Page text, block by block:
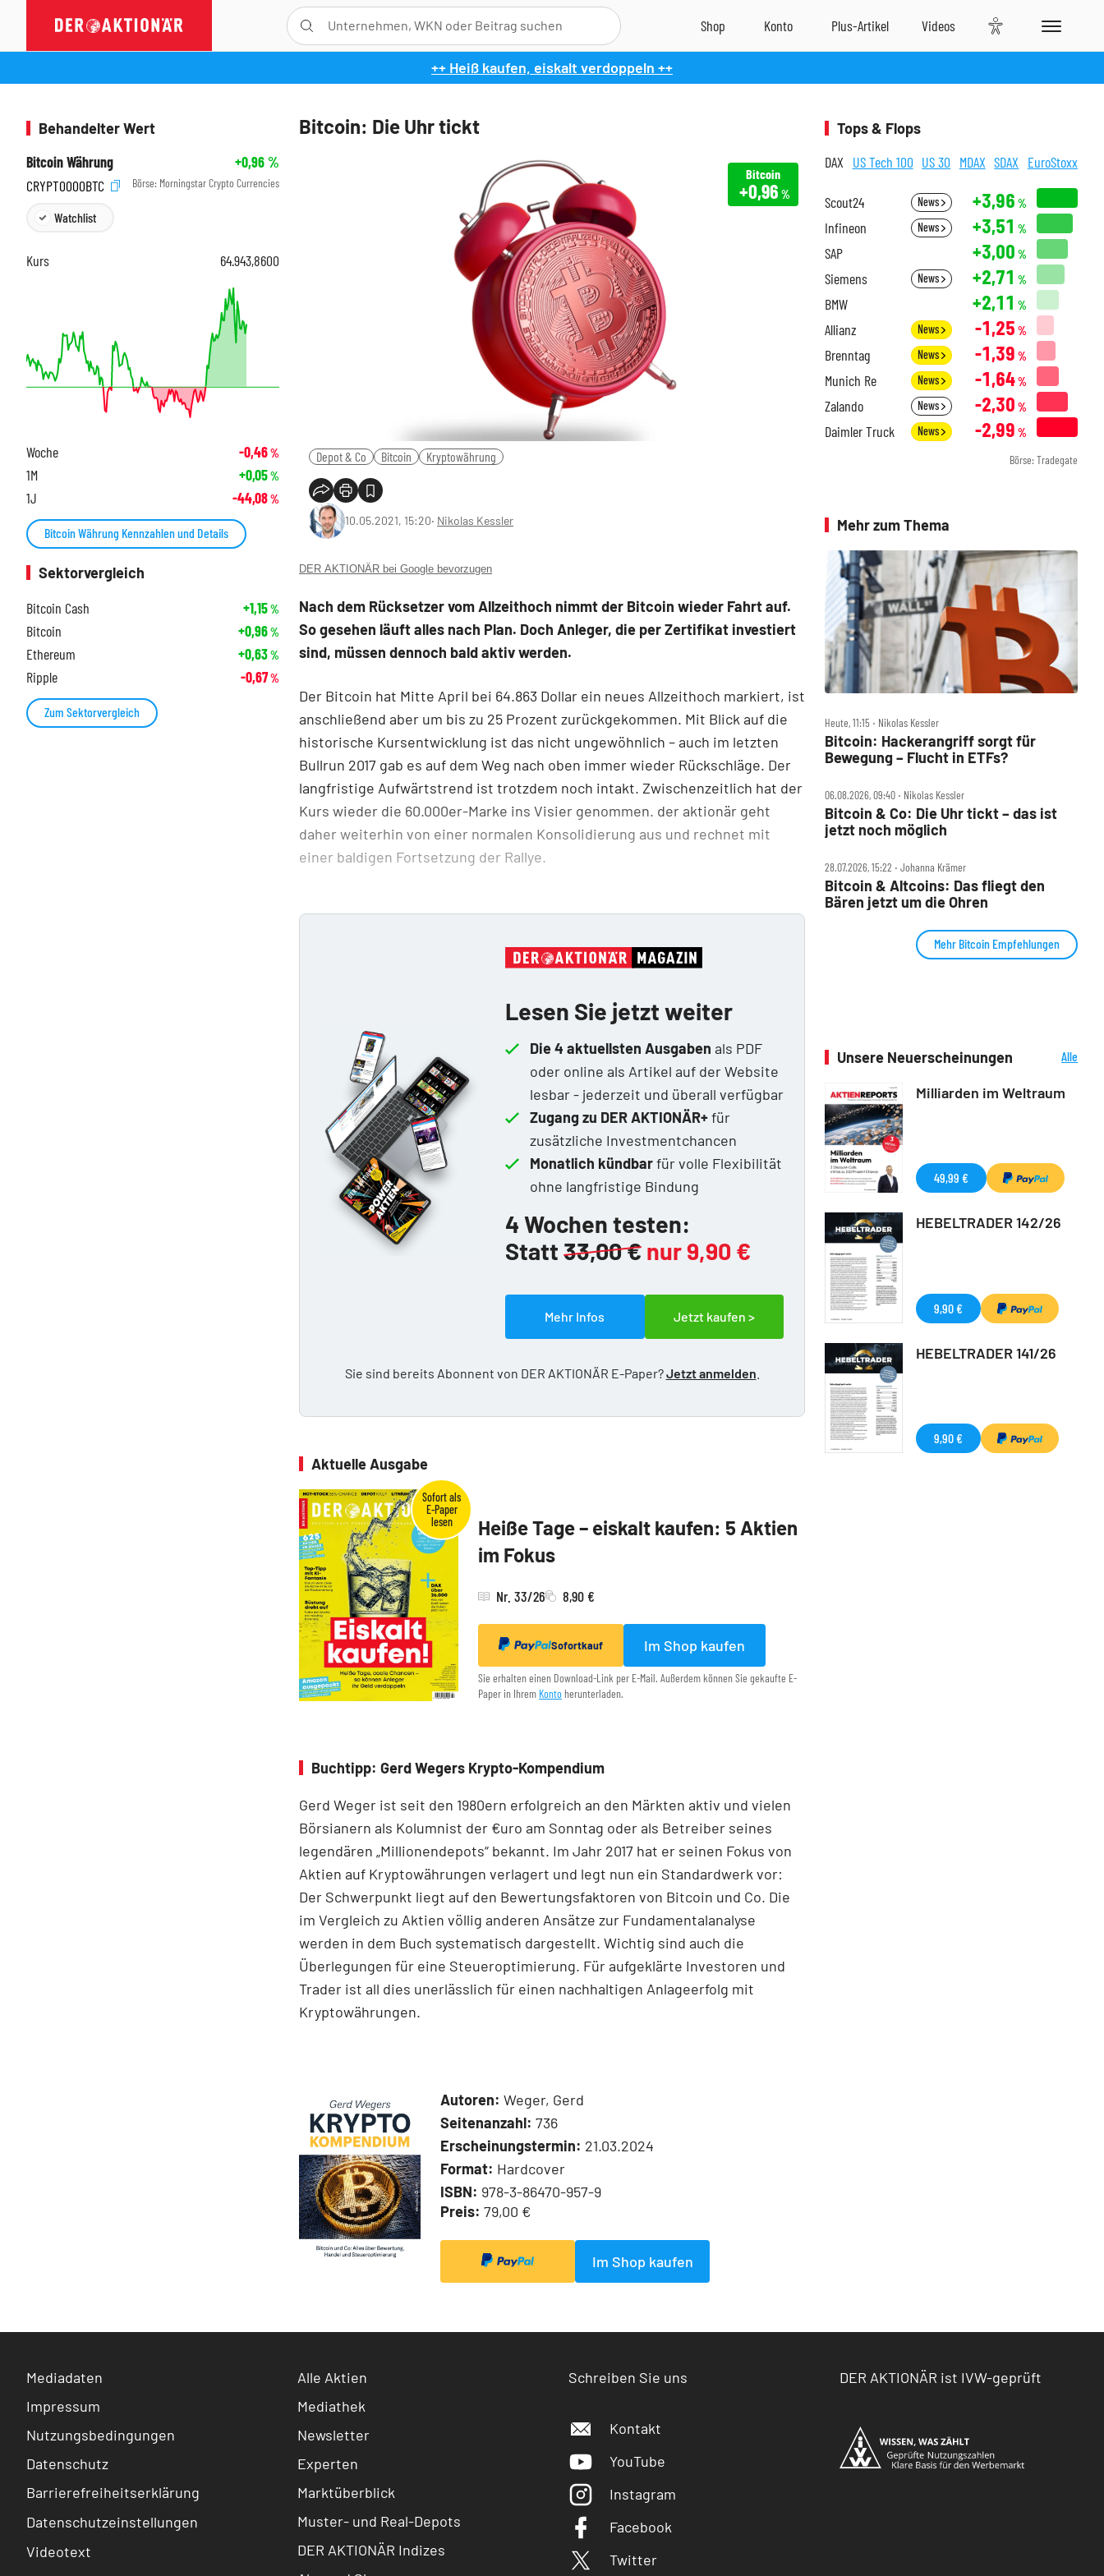
++ Heiß kaufen, eiskalt verdoppeln ++
Bitcoin: Die Uhr tickt
Bitcoin
+0,96 %
Depot & Co Bitcoin Kryptowährung
10.05.2021, 15:20‧ Nikolas Kessler
DER AKTIONÄR bei Google bevorzugen
Nach dem Rücksetzer vom Allzeithoch nimmt der Bitcoin wieder Fahrt auf.
So gesehen läuft alles nach Plan. Doch Anleger, die per Zertifikat investiert
sind, müssen dennoch bald aktiv werden.
Der Bitcoin hat Mitte April bei 64.863 Dollar ein neues Allzeithoch markiert, ist
anschließend aber um bis zu 25 Prozent zurückgekommen. Mit Blick auf die
historische Kursentwicklung ist das nicht ungewöhnlich – auch im letzten
Bullrun 2017 gab es auf dem Weg nach oben immer wieder Rückschläge. Der
langfristige Aufwärtstrend ist trotzdem noch intakt. Zwischenzeitlich hat der
Kurs wieder die 60.000er-­Marke ins Visier genommen. der aktionär geht
daher weiterhin von einer normalen Konsolidierung aus und rechnet mit
einer baldigen Fortsetzung der Rallye.
Lesen Sie jetzt weiter
Die 4 aktuellsten Ausgaben als PDF
oder online als Artikel auf der Website
lesbar - jederzeit und überall verfügbar
Zugang zu DER AKTIONÄR+für
zusätzliche Investmentchancen
Monatlich kündbarfür volle Flexibilität
ohne langfristige Bindung
4 Wochen testen:
Statt 33,00 € nur 9,90 €
Mehr Infos Jetzt kaufen >
Sie sind bereits Abonnent von DER AKTIONÄR E-Paper?Jetzt anmelden
Aktuelle Ausgabe
Heiße Tage – eiskalt kaufen: 5 Aktien
im Fokus
Nr. 33/26 8,90 €
Sofortkauf Im Shop kaufen
Sie erhalten einen Download-Link per E-Mail. Außerdem können Sie gekaufte E-
Paper in Ihrem Konto herunterladen.
Buchtipp: Gerd Wegers Krypto-Kompendium
Gerd Weger ist seit den 1980ern erfolgreich an den Märkten aktiv und vielen
Börsianern als Kolumnist der €uro am Sonntag oder als Betreiber seines
legendären „Millionen­depots“ bekannt. Im Jahr 2017 hat er seinen Fokus von
Aktien auf Kryptowährungen verlagert und legt nun ein Standardwerk vor:
Der Schwerpunkt liegt auf den Bewertungsfaktoren von Bitcoin und Co. Die
im Ver­gleich zu Aktien völlig anderen Ansätze zur Fundamentalanalyse
werden in dem Buch systematisch dargestellt. Wichtig sind auch die
Überlegungen für eine Steueroptimierung. Für aufgeklärte Investoren und
Trader ist all dies unerlässlich für einen nachhaltigen Anlageerfolg mit
Kryptowährungen.
Autoren: Weger, Gerd
Seitenanzahl: 736
Erscheinungstermin: 21.03.2024
Format: Hardcover
ISBN: 978-3-86470-957-9
Preis: 79,00 €
Im Shop kaufen
Behandelter Wert
Bitcoin Währung
+0,96%
CRYPT0000BTC
Börse: Morningstar Crypto Currencies
Watchlist
Kurs 64.943,8600
Woche -0,46%
1M +0,05%
1J -44,08%
Bitcoin Währung Kennzahlen und Details
Sektorvergleich
Bitcoin Cash
+1,15%
Bitcoin +0,96%
Ethereum +0,63%
Ripple -0,67%
Zum Sektorvergleich
Tops & Flops
DAX US Tech 100 US 30 MDAX SDAX EuroStoxx
Scout24 News +3,96 %
Infineon News +3,51 %
SAP +3,00 %
Siemens News +2,71 %
BMW +2,11 %
Allianz News -1,25 %
Brenntag News -1,39 %
Munich Re News -1,64%
Zalando News -2,30 %
Daimler Truck News -2,99 %
Börse: Tradegate
Mehr zum Thema
Heute, 11:15 ‧ Nikolas Kessler
Bitcoin: Hackerangriff sorgt für
Bewegung – Flucht in ETFs?
06.08.2026, 09:40 ‧ Nikolas Kessler
Bitcoin & Co: Die Uhr tickt – das ist
jetzt noch möglich
28.07.2026, 15:22 ‧ Johanna Krämer
Bitcoin & Altcoins: Das fliegt den
Bären jetzt um die Ohren
Mehr Bitcoin Empfehlungen
Unsere Neuerscheinungen
Alle
Milliarden im Weltraum
49,99 €
HEBELTRADER 142/26
9,90 €
HEBELTRADER 141/26
9,90 €
Mediadaten
Impressum
Nutzungsbedingungen
Datenschutz
Barrierefreiheitserklärung
Datenschutzeinstellungen
Videotext
Alle Aktien
Mediathek
Newsletter
Experten
Marktüberblick
Muster- und Real-Depots
DER AKTIONÄR Indizes
Schreiben Sie uns
Kontakt
YouTube
Instagram
Facebook
Twitter
DER AKTIONÄR ist IVW-geprüft